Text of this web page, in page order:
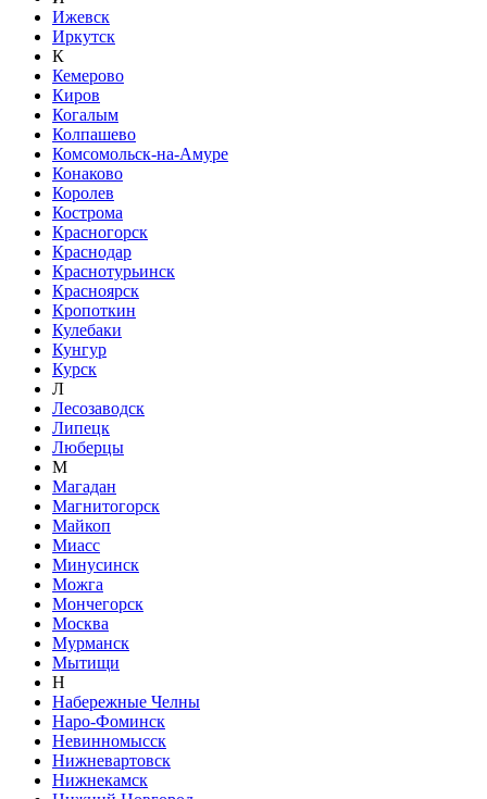
Ижевск
Иркутск
К
Кемерово
Киров
Когалым
Колпашево
Комсомольск-на-Амуре
Конаково
Королев
Кострома
Красногорск
Краснодар
Краснотурьинск
Красноярск
Кропоткин
Кулебаки
Кунгур
Курск
Л
Лесозаводск
Липецк
Люберцы
М
Магадан
Магнитогорск
Майкоп
Миасс
Минусинск
Можга
Мончегорск
Москва
Мурманск
Мытищи
Н
Набережные Челны
Наро-Фоминск
Невинномысск
Нижневартовск
Нижнекамск